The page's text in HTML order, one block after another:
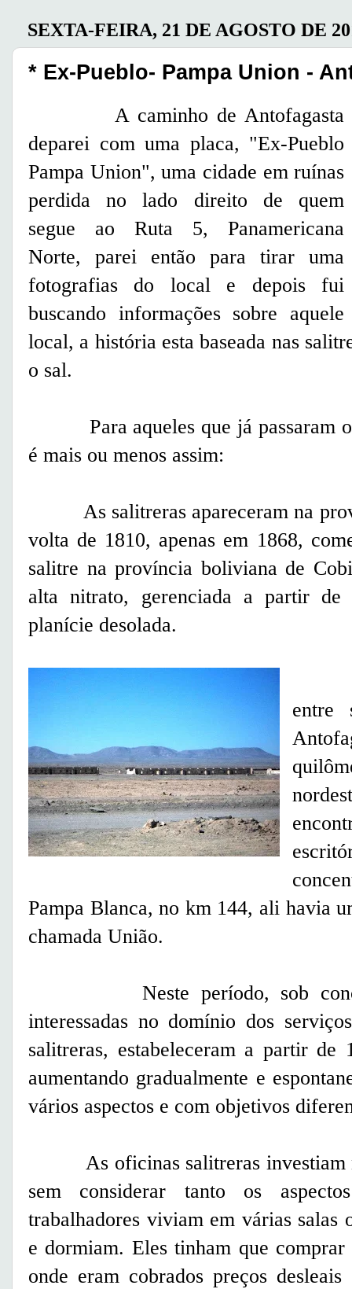
SEXTA-FEIRA, 21 DE AGOSTO DE
* Ex-Pueblo- Pampa Union -
A caminho de Antofagasta
deparei com uma placa, "Ex-Pueblo
Pampa Union", uma cidade em ruínas
perdida no lado direito de quem
segue ao Ruta 5, Panamericana
Norte, parei então para tirar uma
fotografias do local e depois fui
buscando informações sobre aquele
local, a história esta baseada nas
o sal.
Para aqueles que já passaram ou
é mais ou menos assim:
As salitreras apareceram na
volta de 1810, apenas em 1868,
salitre na província boliviana de
alta nitrato, gerenciada a partir
planície desolada.
entre
Pampa Blanca, no km 144, ali havia
chamada União.
Neste período, sob
interessadas no domínio dos
salitreras, estabeleceram a partir
aumentando gradualmente e
vários aspectos e com objetivos
As oficinas salitreras investiam
sem considerar tanto os
trabalhadores viviam em várias salas
e dormiam. Eles tinham que
onde eram cobrados preços